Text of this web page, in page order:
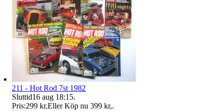
211 - Hot Rod 7st 1982
Sluttid16 aug 18:15.
Pris:299 kr,Eller Köp nu 399 kr,.